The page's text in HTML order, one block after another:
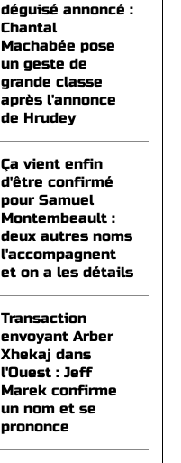
déguisé annoncé :
Chantal
Machabée pose
un geste de
grande classe
après l'annonce
de Hrudey
Ça vient enfin
d'être confirmé
pour Samuel
Montembeault :
deux autres noms
l'accompagnent
et on a les détails
Transaction
envoyant Arber
Xhekaj dans
l'Ouest : Jeff
Marek confirme
un nom et se
prononce